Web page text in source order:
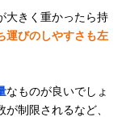
大きく重かったら持
運びのしやすさも左
なものが良いでしょ
制限されるなど、